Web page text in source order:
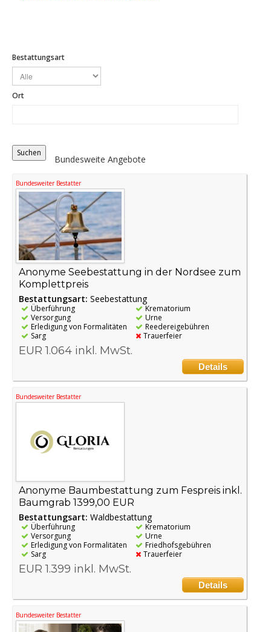
Bestattungsart
Ort
Bundesweite Angebote
Bundesweiter Bestatter
Anonyme Seebestattung in der Nordsee zum
Komplettpreis
Bestattungsart: Seebestattung
Überführung
Versorgung
Erledigung von Formalitäten
Sarg
Krematorium
Urne
Reedereigebühren
Trauerfeier
EUR 1.064 inkl. MwSt.
Details
Bundesweiter Bestatter
Anonyme Baumbestattung zum Fespreis inkl.
Baumgrab 1399,00 EUR
Bestattungsart: Waldbestattung
Überführung
Versorgung
Erledigung von Formalitäten
Sarg
Krematorium
Urne
Friedhofsgebühren
Trauerfeier
EUR 1.399 inkl. MwSt.
Details
Bundesweiter Bestatter